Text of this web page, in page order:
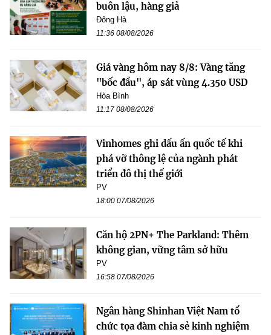
buôn lậu, hàng giả
Đông Hà
11:36 08/08/2026
Giá vàng hôm nay 8/8: Vàng tăng
"bốc đầu", áp sát vùng 4.350 USD
Hòa Bình
11:17 08/08/2026
Vinhomes ghi dấu ấn quốc tế khi
phá vỡ thông lệ của ngành phát
triển đô thị thế giới
PV
18:00 07/08/2026
Căn hộ 2PN+ The Parkland: Thêm
không gian, vững tâm sở hữu
PV
16:58 07/08/2026
Ngân hàng Shinhan Việt Nam tổ
chức tọa đàm chia sẻ kinh nghiệm